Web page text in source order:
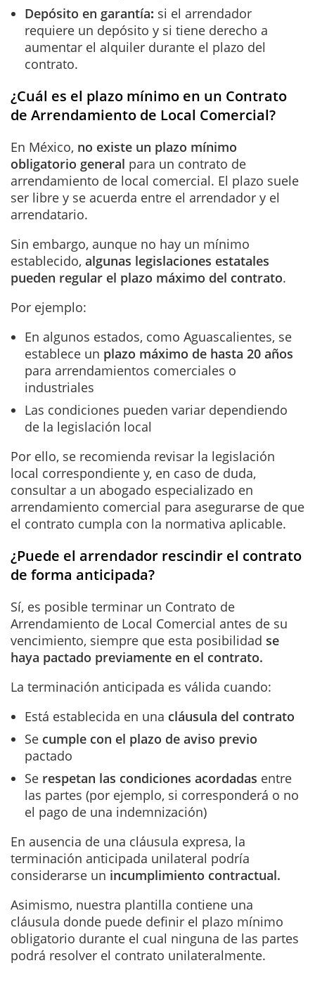
Depósito en garantía: si el arrendador
requiere un depósito y si tiene derecho a
aumentar el alquiler durante el plazo del
contrato.
¿Cuál es el plazo mínimo en un Contrato
de Arrendamiento de Local Comercial?
En México, no existe un plazo mínimo
obligatorio general para un contrato de
arrendamiento de local comercial. El plazo suele
ser libre y se acuerda entre el arrendador y el
arrendatario.
Sin embargo, aunque no hay un mínimo
establecido, algunas legislaciones estatales
pueden regular el plazo máximo del contrato.
Por ejemplo:
En algunos estados, como Aguascalientes, se
establece un plazo máximo de hasta 20 años
para arrendamientos comerciales o
industriales
Las condiciones pueden variar dependiendo
de la legislación local
Por ello, se recomienda revisar la legislación
local correspondiente y, en caso de duda,
consultar a un abogado especializado en
arrendamiento comercial para asegurarse de que
el contrato cumpla con la normativa aplicable.
¿Puede el arrendador rescindir el contrato
de forma anticipada?
Sí, es posible terminar un Contrato de
Arrendamiento de Local Comercial antes de su
vencimiento, siempre que esta posibilidad se
haya pactado previamente en el contrato.
La terminación anticipada es válida cuando:
Está establecida en una cláusula del contrato
Se cumple con el plazo de aviso previo
pactado
Se respetan las condiciones acordadas entre
las partes (por ejemplo, si corresponderá o no
el pago de una indemnización)
En ausencia de una cláusula expresa, la
terminación anticipada unilateral podría
considerarse un incumplimiento contractual.
Asimismo, nuestra plantilla contiene una
cláusula donde puede definir el plazo mínimo
obligatorio durante el cual ninguna de las partes
podrá resolver el contrato unilateralmente.